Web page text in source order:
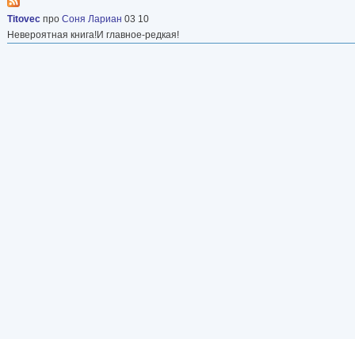
Titovec про Соня Лариан 03 10
Невероятная книга!И главное-редкая!